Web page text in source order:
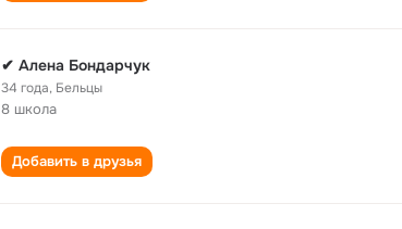
✔ Алена Бондарчук
34 года, Бельцы
8 школа
Добавить в друзья